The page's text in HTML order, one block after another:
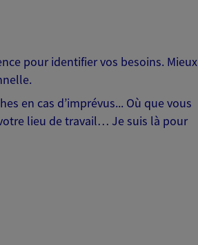
pour identifier vos besoins. Mieux
en cas d’imprévus... Où que vous
lieu de travail… Je suis là pour